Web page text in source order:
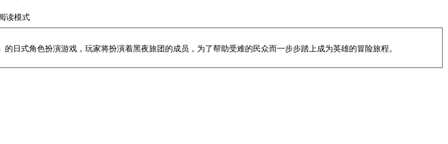
读模式
的日式角色扮演游戏，玩家将扮演着黑夜旅团的成员，为了帮助受难的民众而一步步踏上成为英雄的冒险旅程。